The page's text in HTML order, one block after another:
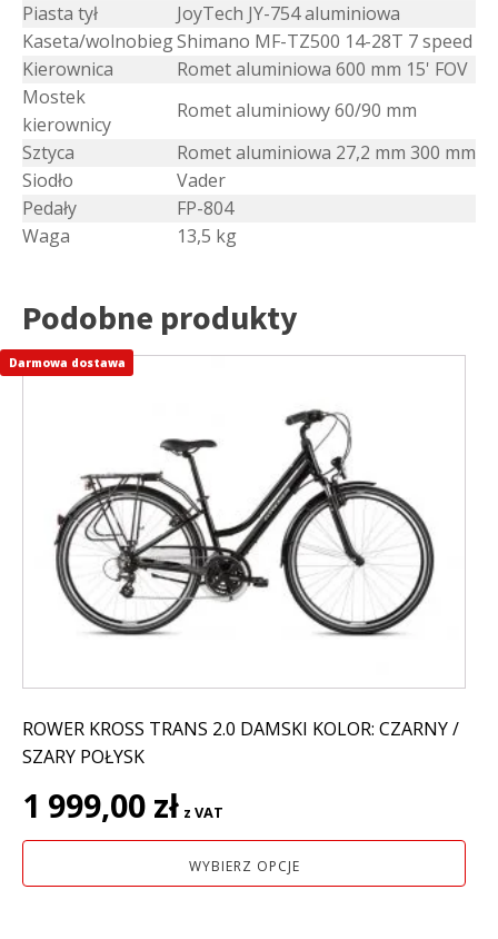
Piasta tył
JoyTech JY-754 aluminiowa
Kaseta/wolnobiegShimano MF-TZ500 14-28T 7 speed
Kierownica
Romet aluminiowa 600 mm 15' FOV
Mostek
kierownicy
Romet aluminiowy 60/90 mm
Sztyca
Romet aluminiowa 27,2 mm 300 mm
Siodło
Vader
Pedały
FP-804
Waga
13,5 kg
Podobne produkty
ROWER KROSS TRANS 2.0 DAMSKI KOLOR: CZARNY /
SZARY POŁYSK
1 999,00 zł z VAT
WYBIERZ OPCJE
Ten
wariantów.
Opcje
można
wybrać
stronie
Darmowa dostawa